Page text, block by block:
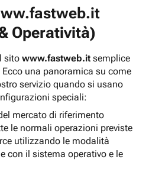
Operatività)
sito www.fastweb.it semplice
una panoramica su come
servizio quando si usano
speciali:
mercato di riferimento
le normali operazioni previste
utilizzando le modalità
con il sistema operativo e le